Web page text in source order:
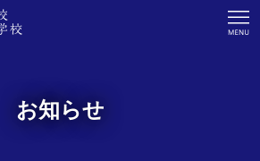
お知らせ